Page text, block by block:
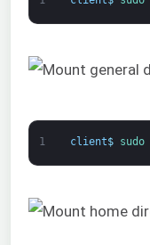
1 client$ sudo